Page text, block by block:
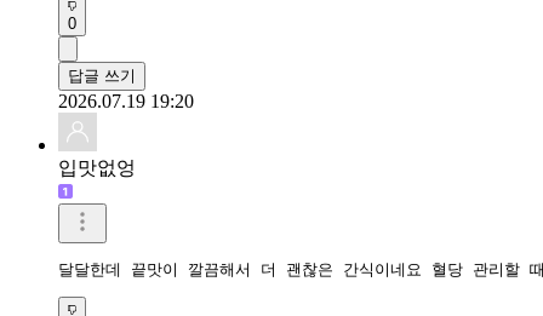
0
답글 쓰기
2026.07.19 19:20
입맛없엉
달달한데 끝맛이 깔끔해서 더 괜찮은 간식이네요 혈당 관리할